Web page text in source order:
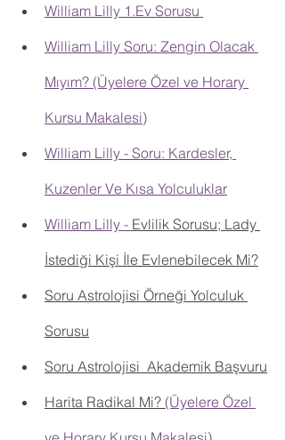
William Lilly 1.Ev Sorusu
William Lilly Soru: Zengin Olacak
Mıyım? (Üyelere Özel ve Horary
Kursu Makalesi)
William Lilly - Soru: Kardesler,
Kuzenler Ve Kısa Yolculuklar
William Lilly - Evlilik Sorusu; Lady
İstediği Kişi İle Evlenebilecek Mi?
Soru Astrolojisi Örneği Yolculuk
Sorusu
Soru Astrolojisi_Akademik Başvuru
Harita Radikal Mi? (Üyelere Özel